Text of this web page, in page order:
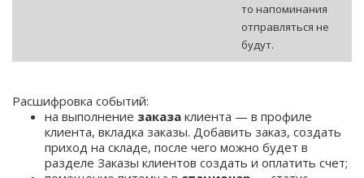
то напоминания
отправляться не
будут.
Расшифровка событий:
на выполнение заказа клиента — в профиле
клиента, вкладка заказы. Добавить заказ, создать
приход на складе, после чего можно будет в
разделе Заказы клиентов создать и оплатить счет;